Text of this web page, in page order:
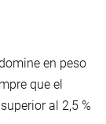
en peso
que el
al 2,5 %